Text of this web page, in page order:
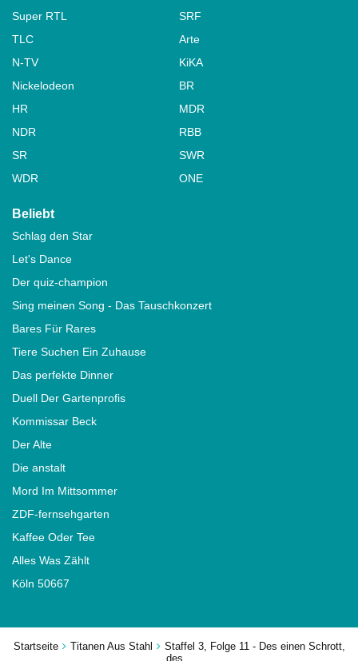
Startseite Titanen Aus Stahl
Staffel 3, Folge 11 - Des einen Schrott,
des...
Super RTL
SRF
TLC
Arte
N-TV
KiKA
Nickelodeon
BR
HR
MDR
NDR
RBB
SR
SWR
WDR
ONE
Beliebt
Schlag den Star
Let's Dance
Der quiz-champion
Sing meinen Song - Das Tauschkonzert
Bares Für Rares
Tiere Suchen Ein Zuhause
Das perfekte Dinner
Duell Der Gartenprofis
Kommissar Beck
Der Alte
Die anstalt
Mord Im Mittsommer
ZDF-fernsehgarten
Kaffee Oder Tee
Alles Was Zählt
Köln 50667